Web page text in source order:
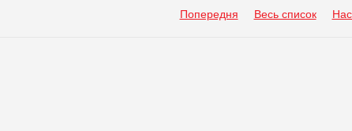
Попередня Весь список